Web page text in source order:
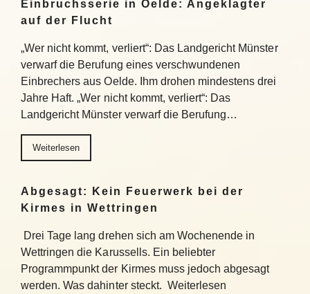
Einbruchsserie in Oelde: Angeklagter
auf der Flucht
„Wer nicht kommt, verliert“: Das Landgericht Münster
verwarf die Berufung eines verschwundenen
Einbrechers aus Oelde. Ihm drohen mindestens drei
Jahre Haft. „Wer nicht kommt, verliert“: Das
Landgericht Münster verwarf die Berufung…
Weiterlesen
Abgesagt: Kein Feuerwerk bei der
Kirmes in Wettringen
Drei Tage lang drehen sich am Wochenende in
Wettringen die Karussells. Ein beliebter
Programmpunkt der Kirmes muss jedoch abgesagt
werden. Was dahinter steckt. Weiterlesen